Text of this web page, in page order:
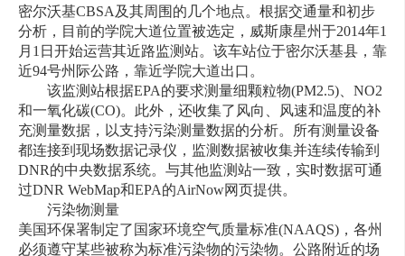
密尔沃基CBSA及其周围的几个地点。根据交通量和初步
分析，目前的学院大道位置被选定，威斯康星州于2014年1
月1日开始运营其近路监测站。该车站位于密尔沃基县，靠
近94号州际公路，靠近学院大道出口。
该监测站根据EPA的要求测量细颗粒物(PM2.5)、NO2
和一氧化碳(CO)。此外，还收集了风向、风速和温度的补
充测量数据，以支持污染测量数据的分析。所有测量设备
都连接到现场数据记录仪，监测数据被收集并连续传输到
DNR的中央数据系统。与其他监测站一致，实时数据可通
过DNR WebMap和EPA的AirNow网页提供。
污染物测量
美国环保署制定了国家环境空气质量标准(NAAQS)，各州
必须遵守某些被称为标准污染物的污染物。公路附近的场